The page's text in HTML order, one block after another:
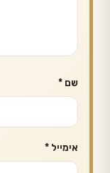
שם *
אימייל *